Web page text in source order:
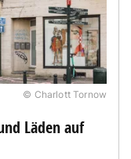
© Charlott Tornow
Läden auf